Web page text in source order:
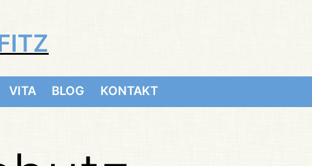
VITA BLOG KONTAKT